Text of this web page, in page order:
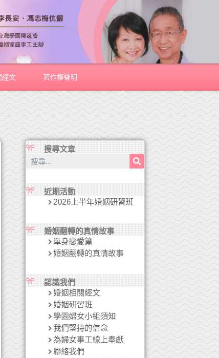
經文 著作權聲明
搜尋文章
近期活動
2026上半年婚姻研習班
婚姻翻轉的真情故事
單身戀愛篇
婚姻翻轉的真情故事
認識我們
婚姻相關經文
婚姻研習班
學園婦女小組須知
我們堅持的信念
為婦女事工線上奉獻
聯絡我們